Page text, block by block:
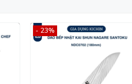
- 23%